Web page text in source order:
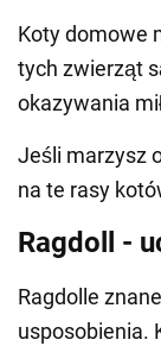
Koty domowe
tych zwierząt
okazywania
Jeśli marzysz
na te rasy
Ragdoll -
Ragdolle
usposobienia.